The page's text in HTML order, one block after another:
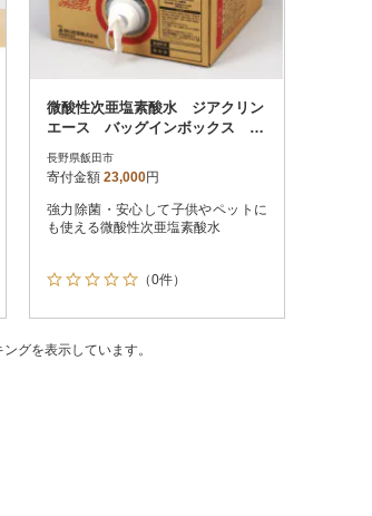
微酸性次亜塩素酸水 ジアクリン
エース バッグインボックス 20
長野県飯田市
寄付金額 23,000円
強力除菌・安心して子供やペットに
も使える微酸性次亜塩素酸水
（0件）
グを表示しています。